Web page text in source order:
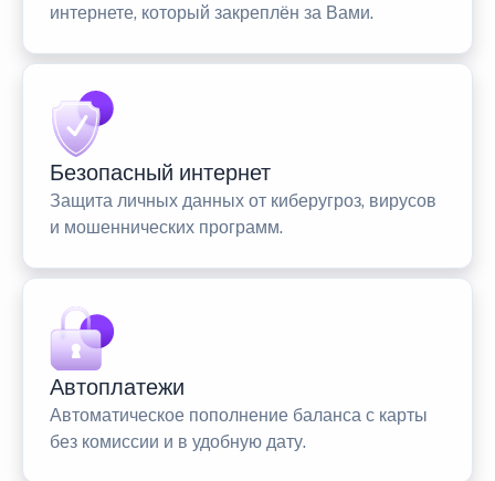
интернете, который закреплён за Вами.
Безопасный интернет
Защита личных данных от киберугроз, вирусов
и мошеннических программ.
Автоплатежи
Автоматическое пополнение баланса с карты
без комиссии и в удобную дату.